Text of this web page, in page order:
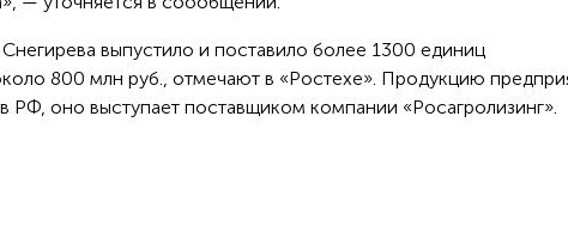
выпустило и поставило более 1300 единиц
800 млн руб., отмечают в «Ростехе». Продукцию
РФ, оно выступает поставщиком компании «Росагролизинг».